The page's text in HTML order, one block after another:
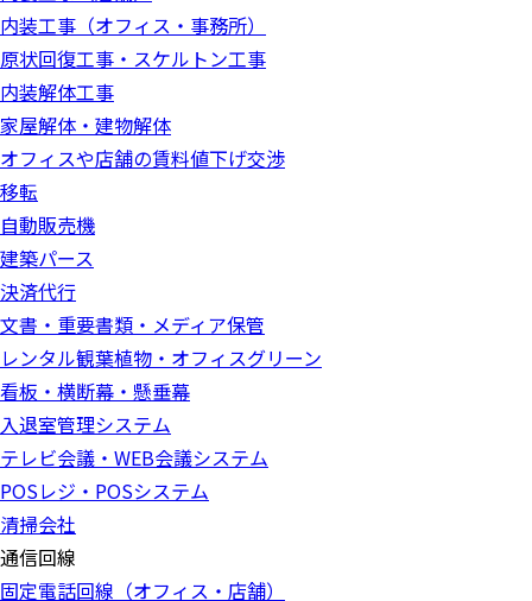
内装工事（オフィス・事務所）
原状回復工事・スケルトン工事
内装解体工事
家屋解体・建物解体
オフィスや店舗の賃料値下げ交渉
移転
自動販売機
建築パース
決済代行
文書・重要書類・メディア保管
レンタル観葉植物・オフィスグリーン
看板・横断幕・懸垂幕
入退室管理システム
テレビ会議・WEB会議システム
POSレジ・POSシステム
清掃会社
通信回線
固定電話回線（オフィス・店舗）